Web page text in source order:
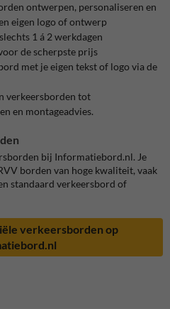
ontwerpen, personaliseren en
eigen logo of ontwerp
1 á 2 werkdagen
de scherpste prijs
met je eigen tekst of logo via de
verkeersborden tot
en montageadvies.
bij Informatiebord.nl. Je
borden van hoge kwaliteit, vaak
standaard verkeersbord of
verkeersborden op